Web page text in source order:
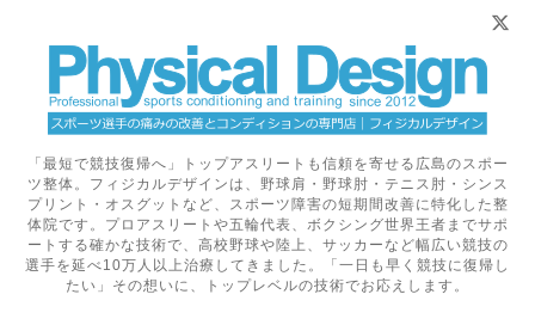
「最短で競技復帰へ」トップアスリートも信頼を寄せる広島のスポー
ツ整体。フィジカルデザインは、野球肩・野球肘・テニス肘・シンス
プリント・オスグットなど、スポーツ障害の短期間改善に特化した整
体院です。プロアスリートや五輪代表、ボクシング世界王者までサポ
ートする確かな技術で、高校野球や陸上、サッカーなど幅広い競技の
選手を延べ10万人以上治療してきました。「一日も早く競技に復帰し
たい」その想いに、トップレベルの技術でお応えします。